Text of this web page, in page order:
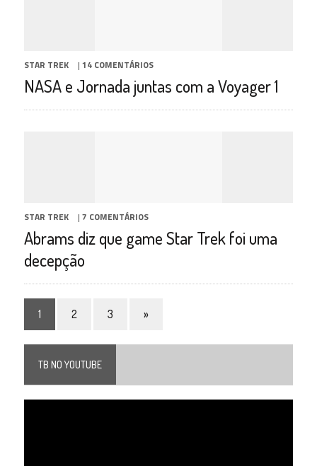
STAR TREK | 14 COMENTÁRIOS
NASA e Jornada juntas com a Voyager 1
STAR TREK | 7 COMENTÁRIOS
Abrams diz que game Star Trek foi uma
decepção
1 2 3 »
TB NO YOUTUBE